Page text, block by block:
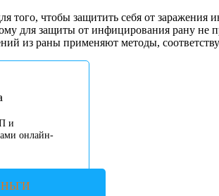
того, чтобы защитить себя от заражения
для защиты от инфицирования рану не
из раны применяют методы,
и
онлайн-